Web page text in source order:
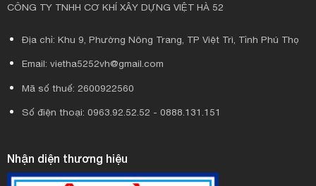
CÔNG TY TNHH CƠ KHÍ XÂY DỰNG VIỆT HÀ 52
Địa chỉ: Khu 9, Phường Nông Trang, TP Việt Trì, Tỉnh Phú Thọ
Email: vietha5252vh@gmail.com
Mã số thuế: 2600922560
Số điện thoại: 0963.92.52.52 - 0888.131.151
Nhận diện thương hiệu